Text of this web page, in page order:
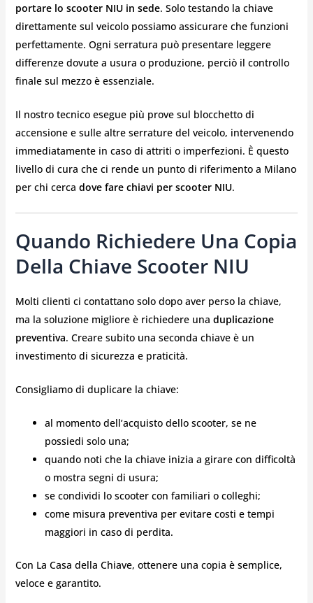
portare lo scooter NIU in sede. Solo testando la chiave
direttamente sul veicolo possiamo assicurare che funzioni
perfettamente. Ogni serratura può presentare leggere
differenze dovute a usura o produzione, perciò il controllo
finale sul mezzo è essenziale.
Il nostro tecnico esegue più prove sul blocchetto di
accensione e sulle altre serrature del veicolo, intervenendo
immediatamente in caso di attriti o imperfezioni. È questo
livello di cura che ci rende un punto di riferimento a Milano
per chi cerca dove fare chiavi per scooter NIU.
Quando Richiedere Una Copia
Della Chiave Scooter NIU
Molti clienti ci contattano solo dopo aver perso la chiave,
ma la soluzione migliore è richiedere una duplicazione
preventiva. Creare subito una seconda chiave è un
investimento di sicurezza e praticità.
Consigliamo di duplicare la chiave:
al momento dell’acquisto dello scooter, se ne
possiedi solo una;
quando noti che la chiave inizia a girare con difficoltà
o mostra segni di usura;
se condividi lo scooter con familiari o colleghi;
come misura preventiva per evitare costi e tempi
maggiori in caso di perdita.
Con La Casa della Chiave, ottenere una copia è semplice,
veloce e garantito.